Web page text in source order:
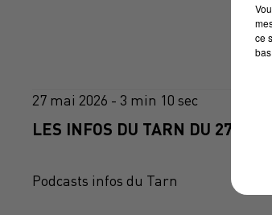
27 mai 2026 - 3 min 10 sec
LES INFOS DU TARN DU 27/05/
Podcasts infos du Tarn
ce